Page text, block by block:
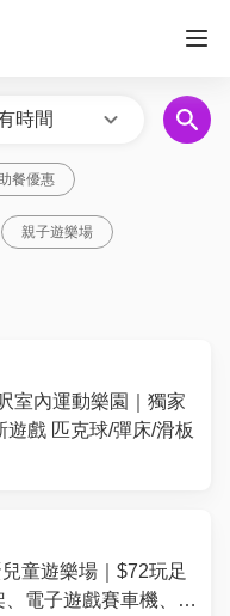
時間
餐優惠
親子遊樂場
室內運動樂園｜獨家
戲 匹克球/彈床/滑板
童遊樂場｜$72玩足
電子遊戲賽車機、模